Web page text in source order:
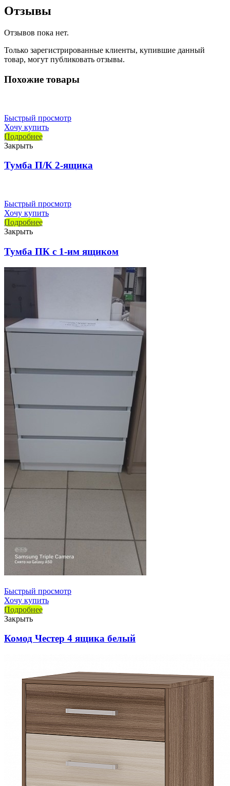
Отзывы
Отзывов пока нет.
Только зарегистрированные клиенты, купившие данный
товар, могут публиковать отзывы.
Похожие товары
Быстрый просмотр
Хочу купить
Подробнее
Закрыть
Тумба П/К 2-ящика
Быстрый просмотр
Хочу купить
Подробнее
Закрыть
Тумба ПК с 1-им ящиком
Быстрый просмотр
Хочу купить
Подробнее
Закрыть
Комод Честер 4 ящика белый